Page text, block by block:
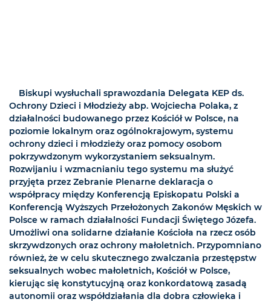
Biskupi wysłuchali sprawozdania Delegata KEP ds.
Ochrony Dzieci i Młodzieży abp. Wojciecha Polaka, z
działalności budowanego przez Kościół w Polsce, na
poziomie lokalnym oraz ogólnokrajowym, systemu
ochrony dzieci i młodzieży oraz pomocy osobom
pokrzywdzonym wykorzystaniem seksualnym.
Rozwijaniu i wzmacnianiu tego systemu ma służyć
przyjęta przez Zebranie Plenarne deklaracja o
współpracy między Konferencją Episkopatu Polski a
Konferencją Wyższych Przełożonych Zakonów Męskich w
Polsce w ramach działalności Fundacji Świętego Józefa.
Umożliwi ona solidarne działanie Kościoła na rzecz osób
skrzywdzonych oraz ochrony małoletnich. Przypomniano
również, że w celu skutecznego zwalczania przestępstw
seksualnych wobec małoletnich, Kościół w Polsce,
kierując się konstytucyjną oraz konkordatową zasadą
autonomii oraz współdziałania dla dobra człowieka i